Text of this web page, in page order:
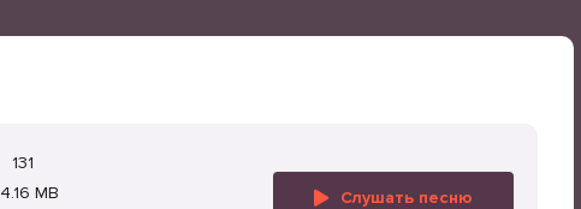
131
4.16 MB
Слушать песню